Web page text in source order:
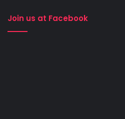
Join us at Facebook